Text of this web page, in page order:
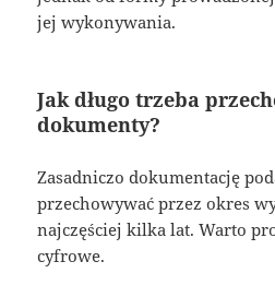
jej wykonywania.
Jak długo trzeba
dokumenty?
Zasadniczo dokumentację
przechowywać przez okres
najczęściej kilka lat. Warto
cyfrowe.